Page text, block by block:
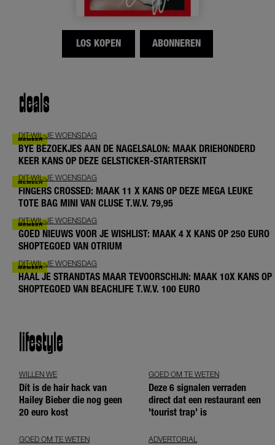
LOS KOPEN ABONNEREN
deals
DIT-WIL-JE WOENSDAG
BYE BEZOEKJES AAN DE NAGELSALON: MAAK DRIEHONDERD
KEER KANS OP DEZE GELSTICKER-STARTERSKIT
DIT-WIL-JE WOENSDAG
FINGERS CROSSED: MAAK 11 X KANS OP DEZE MEGA LEUKE
TOTE BAG MINI VAN CLUSE T.W.V. 79,95
DIT-WIL-JE WOENSDAG
GOED NIEUWS VOOR JE WISHLIST: MAAK 4 X KANS OP 250 EURO
SHOPTEGOED VAN OTRIUM
DIT-WIL-JE WOENSDAG
HAAL JE STRANDTAS MAAR TEVOORSCHIJN: MAAK 10X KANS OP
SHOPTEGOED VAN BEACHLIFE T.W.V. 100 EURO
lifestyle
WILLEN WE
Dít is de hair hack van
Hailey Bieber die nog geen
20 euro kost
GOED OM TE WETEN
Deze 6 signalen verraden
direct dat een restaurant een
'tourist trap' is
GOED OM TE WETEN ADVERTORIAL